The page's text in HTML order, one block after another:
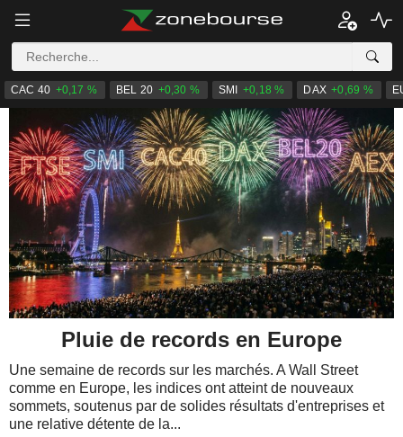
CAC 40 +0,17 % BEL 20 +0,30 % SMI +0,18 % DAX +0,69 %
Pluie de records en Europe
Une semaine de records sur les marchés. A Wall Street
comme en Europe, les indices ont atteint de nouveaux
sommets, soutenus par de solides résultats d'entreprises et
une relative détente de la...